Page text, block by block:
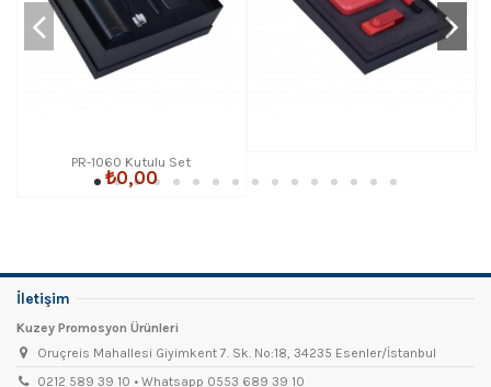
PR-1060 Kutulu Set
₺0,00
İletişim
Kuzey Promosyon Ürünleri
Oruçreis Mahallesi Giyimkent 7. Sk. No:18, 34235 Esenler/İstanbul
0212 589 39 10 • Whatsapp 0553 689 39 10